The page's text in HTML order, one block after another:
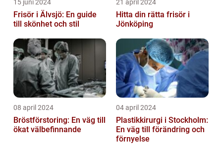
15 juni 2024
Frisör i Älvsjö: En guide
till skönhet och stil
21 april 2024
Hitta din rätta frisör i
Jönköping
08 april 2024
Bröstförstoring: En väg till
ökat välbefinnande
04 april 2024
Plastikkirurgi i Stockholm:
En väg till förändring och
förnyelse